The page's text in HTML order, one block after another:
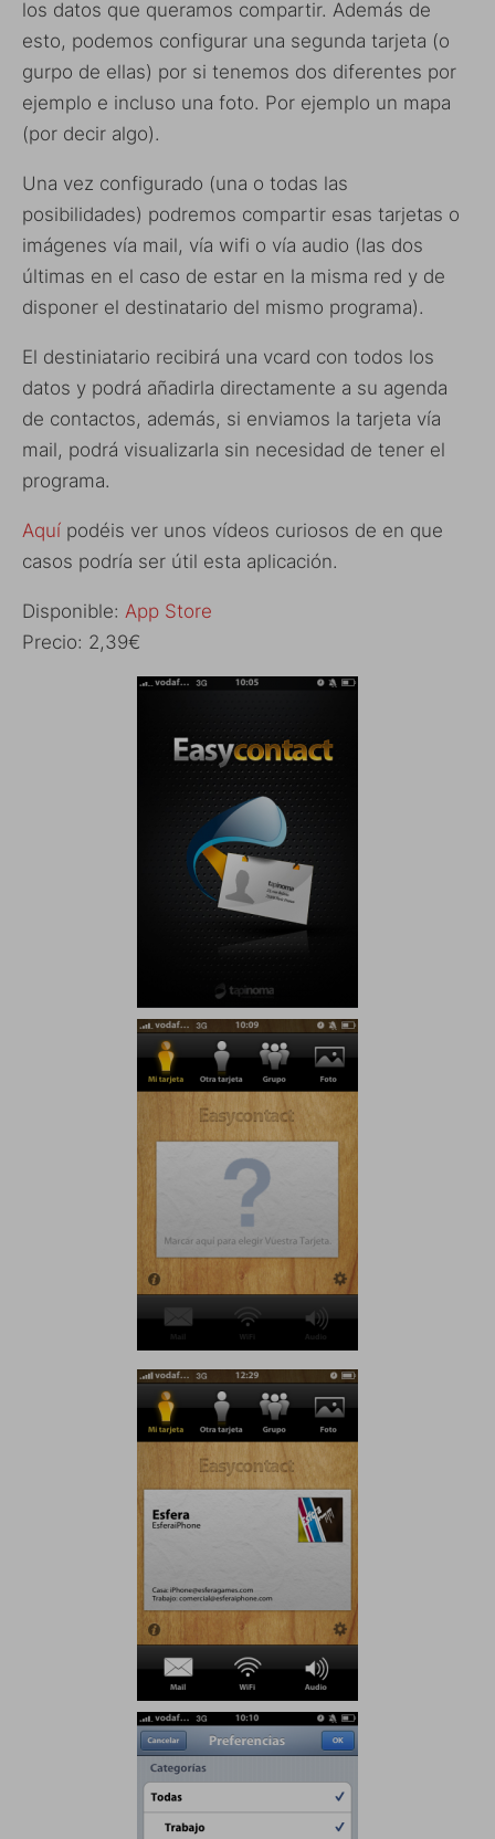
los datos que queramos compartir. Además de
esto, podemos configurar una segunda tarjeta (o
gurpo de ellas) por si tenemos dos diferentes por
ejemplo e incluso una foto. Por ejemplo un mapa
(por decir algo).
Una vez configurado (una o todas las
posibilidades) podremos compartir esas tarjetas o
imágenes vía mail, vía wifi o vía audio (las dos
últimas en el caso de estar en la misma red y de
disponer el destinatario del mismo programa).
El destiniatario recibirá una vcard con todos los
datos y podrá añadirla directamente a su agenda
de contactos, además, si enviamos la tarjeta vía
mail, podrá visualizarla sin necesidad de tener el
programa.
Aquí podéis ver unos vídeos curiosos de en que
casos podría ser útil esta aplicación.
Disponible: App Store
Precio: 2,39€